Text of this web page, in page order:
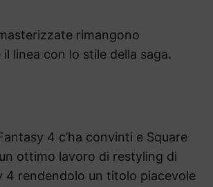
rimangono
linea con lo stile della saga.
4 c’ha convinti e Square
ottimo lavoro di restyling di
4 rendendolo un titolo piacevole